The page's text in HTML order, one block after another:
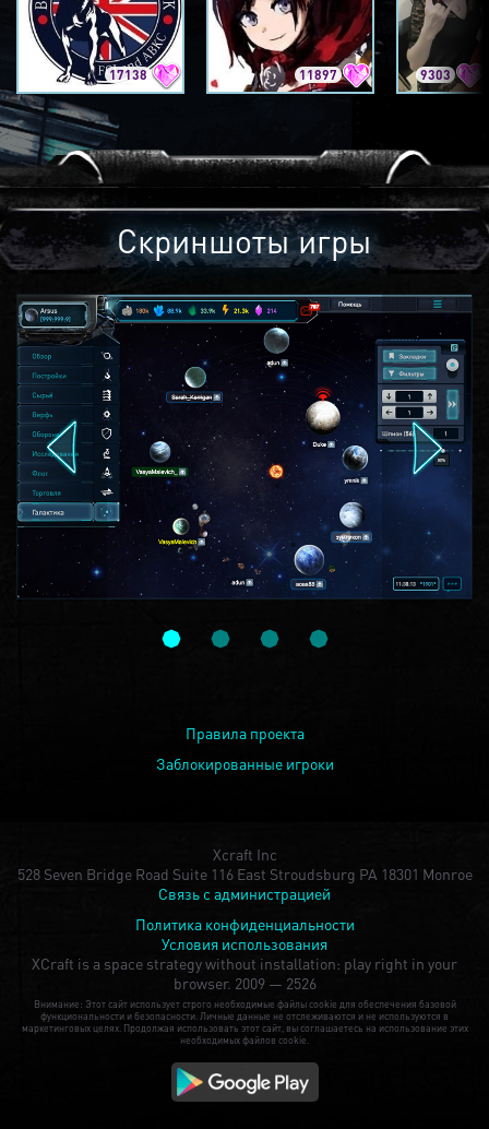
17138 11897 9303
Скриншоты игры
Правила проекта
Заблокированные игроки
Xcraft Inc
528 Seven Bridge Road Suite 116 East Stroudsburg PA 18301 Monroe
Связь с администрацией
Политика конфиденциальности
Условия использования
XCraft is a space strategy without installation: play right in your
browser. 2009 — 2526
Внимание: Этот сайт использует строго необходимые файлы cookie для обеспечения базовой
функциональности и безопасности. Личные данные не отслеживаются и не используются в
маркетинговых целях. Продолжая использовать этот сайт, вы соглашаетесь на использование этих
необходимых файлов cookie.